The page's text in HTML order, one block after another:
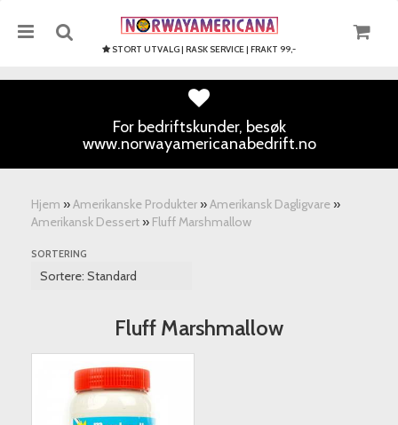
STORT UTVALG | RASK SERVICE | FRAKT 99,-
For bedriftskunder, besøk
www.norwayamericanabedrift.no
Hjem »Amerikanske Produkter »Amerikansk Dagligvare »
Amerikansk Dessert » Fluff Marshmallow
SORTERING
Fluff Marshmallow